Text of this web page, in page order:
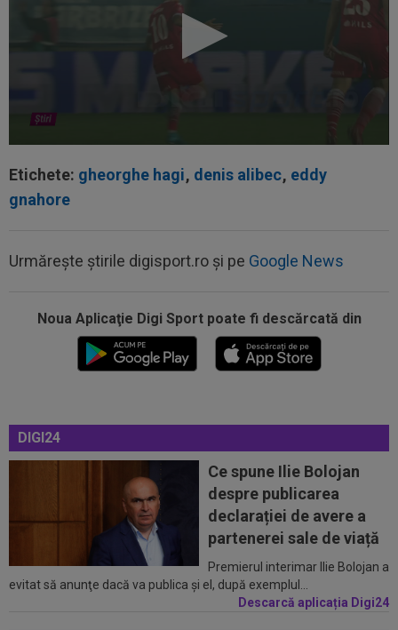
Etichete: gheorghe hagi, denis alibec, eddy
gnahore
Urmărește știrile digisport.ro și pe Google News
Noua Aplicaţie Digi Sport poate fi descărcată din
DIGI24
Ce spune Ilie Bolojan
despre publicarea
declarației de avere a
partenerei sale de viață
Premierul interimar Ilie Bolojan a
evitat să anunţe dacă va publica şi el, după exemplul...
Descarcă aplicația Digi24
EXCLUSIV
Gică Craioveanu a dat declarația
serii, după KuPS - Craiova: ”Știi cine mă...
Rodri!
00:08
Mai rău decât CFR Cluj: scorul serii în Europa!
La pauză erau conduși cu 0-2...
EXCLUSIV
Folha, OUT de la CFR Cluj după
dezastrul cu Tromso! ”Îi dau afară pe toți!”...
23:52 EXCLUSIV
Gigi Becali: ”Am vândut un jucător
pe 3.000.000 €”